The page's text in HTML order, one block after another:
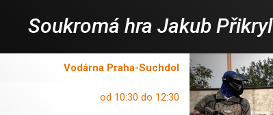
Soukromá hra Jakub Přikryl
Vodárna Praha-Suchdol
od 10:30 do 12:30